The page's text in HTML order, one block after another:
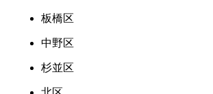
板橋区
中野区
杉並区